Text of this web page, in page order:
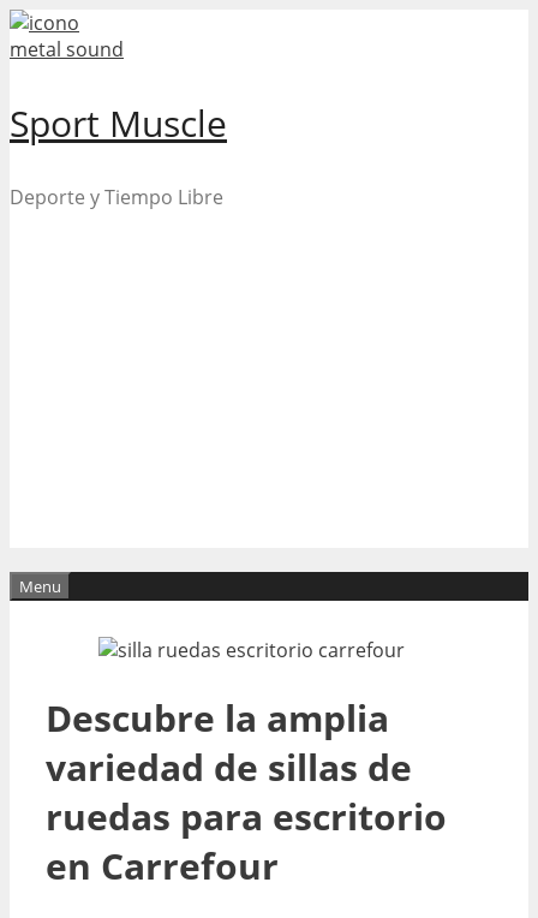
Skip
to
Sport Muscle
Deporte y Tiempo Libre
Menu
Descubre la amplia
variedad de sillas de
ruedas para escritorio
en Carrefour